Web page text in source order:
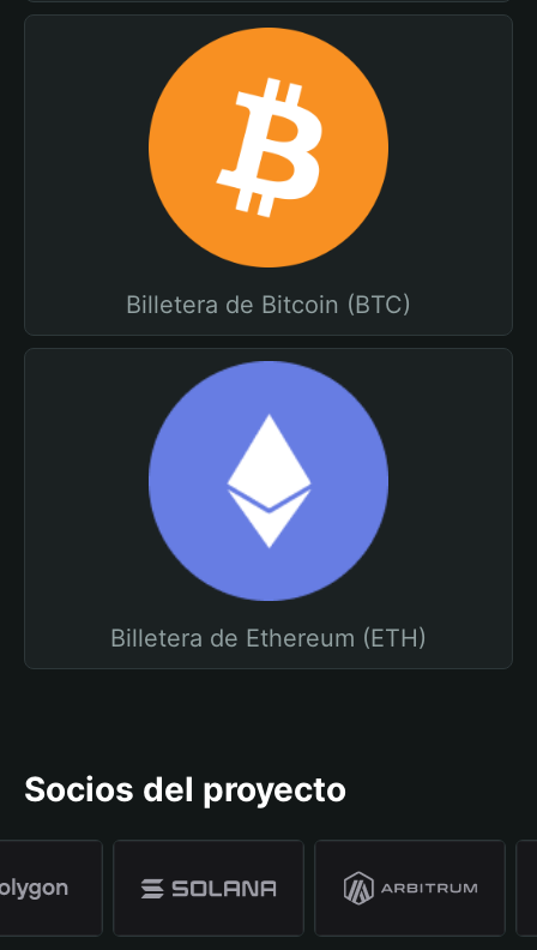
Billetera de Bitcoin (BTC)
Billetera de Ethereum (ETH)
Socios del proyecto